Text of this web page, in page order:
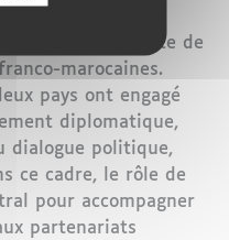
dans un contexte de
marocaines.
pays ont engagé
diplomatique,
dialogue politique,
ce cadre, le rôle de
pour accompagner
partenariats